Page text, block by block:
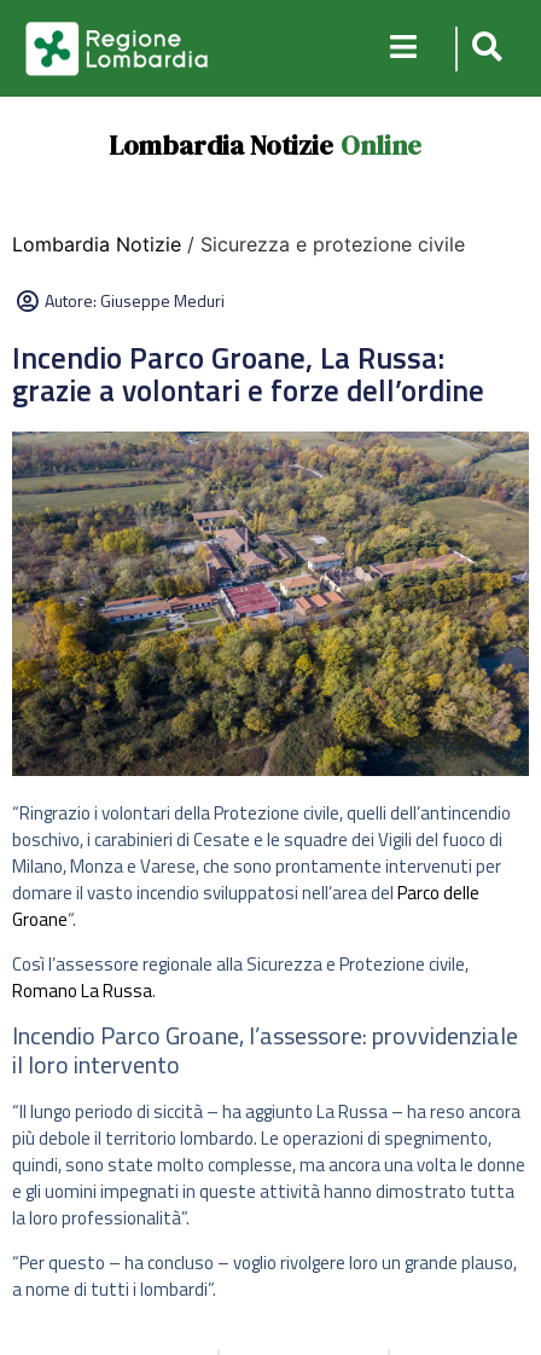
Lombardia Notizie Online
Lombardia Notizie / Sicurezza e protezione civile
Autore:Giuseppe Meduri
Incendio Parco Groane, La Russa:
grazie a volontari e forze dell’ordine
“Ringrazio i volontari della Protezione civile, quelli dell’antincendio
boschivo, i carabinieri di Cesate e le squadre dei Vigili del fuoco di
Milano, Monza e Varese, che sono prontamente intervenuti per
domare il vasto incendio sviluppatosi nell’area delParco delle
Groane“.
Così l’assessore regionale alla Sicurezza e Protezione civile,
Romano La Russa.
Incendio Parco Groane, l’assessore: provvidenziale
il loro intervento
“Il lungo periodo di siccità – ha aggiunto La Russa – ha reso ancora
più debole il territorio lombardo. Le operazioni di spegnimento,
quindi, sono state molto complesse, ma ancora una volta le donne
e gli uomini impegnati in queste attività hanno dimostrato tutta
la loro professionalità”.
“Per questo – ha concluso – voglio rivolgere loro un grande plauso,
a nome di tutti i lombardi”.